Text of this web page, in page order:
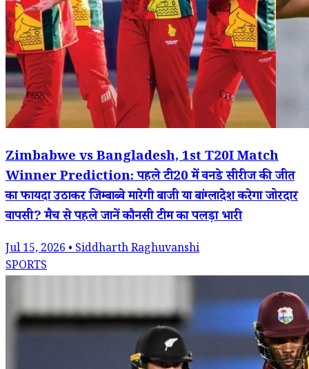
Zimbabwe vs Bangladesh, 1st T20I Match
Winner Prediction: पहले टी20 में वनडे सीरीज की जीत
का फायदा उठाकर जिम्बाब्वे मारेगी बाजी या बांग्लादेश करेगा जोरदार
वापसी? मैच से पहले जानें कौनसी टीम का पलड़ा भारी
Jul 15, 2026 • Siddharth Raghuvanshi
SPORTS